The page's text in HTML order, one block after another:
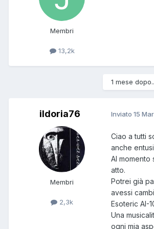
Membri
13,2k
1 mese
ildoria76
Membri
2,3k
Inviato 15
Ciao a tutti
anche
Al momento
atto.
Potrei già
avessi
Esoteric AI-
Una
ogni mia